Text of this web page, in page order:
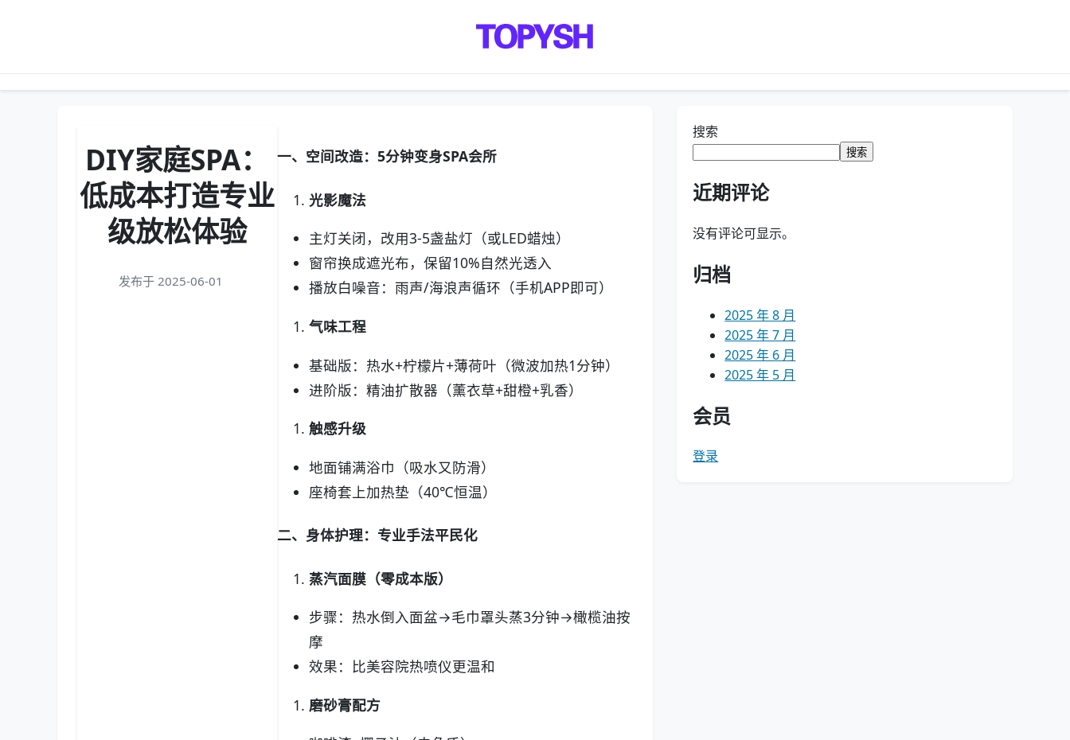
DIY家庭SPA：
低成本打造专业
级放松体验
发布于 2025-06-01
一、空间改造：5分钟变身SPA会所
光影魔法
主灯关闭，改用3-5盏盐灯（或LED蜡烛）
窗帘换成遮光布，保留10%自然光透入
播放白噪音：雨声/海浪声循环（手机APP即可）
气味工程
基础版：热水+柠檬片+薄荷叶（微波加热1分钟）
进阶版：精油扩散器（薰衣草+甜橙+乳香）
触感升级
地面铺满浴巾（吸水又防滑）
座椅套上加热垫（40℃恒温）
二、身体护理：专业手法平民化
蒸汽面膜（零成本版）
步骤：热水倒入面盆→毛巾罩头蒸3分钟→橄榄油按
摩
效果：比美容院热喷仪更温和
磨砂膏配方
搜索
搜索
近期评论
没有评论可显示。
归档
2025 年 8 月
2025 年 7 月
2025 年 6 月
2025 年 5 月
会员
登录